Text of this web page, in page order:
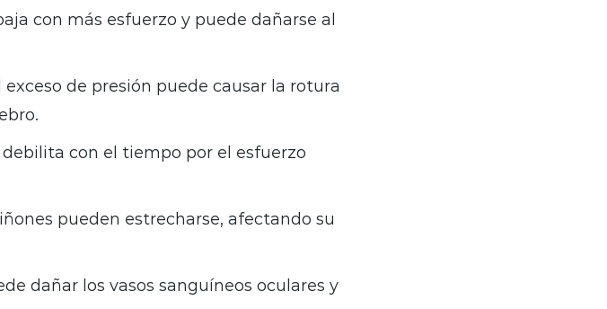
con más esfuerzo y puede dañarse al
exceso de presión puede causar la rotura
debilita con el tiempo por el esfuerzo
pueden estrecharse, afectando su
dañar los vasos sanguíneos oculares y